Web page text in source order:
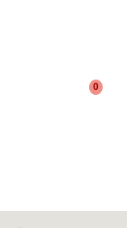
0